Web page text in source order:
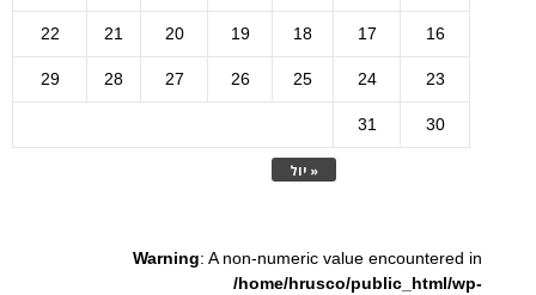
« יול
16
17
18
19
20
21
22
23
24
25
26
27
28
29
30
31
Warning: A non-numeric value encountered in
/home/hrusco/public_html/wp-